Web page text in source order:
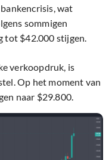
wat
sommigen
tot $42.000 stijgen.
verkoopdruk, is
Op het moment van
naar $29.800.